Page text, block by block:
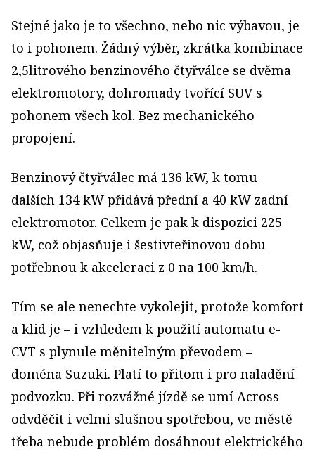
Stejné jako je to všechno, nebo nic výbavou, je
to i pohonem. Žádný výběr, zkrátka kombinace
2,5litrového benzinového čtyřválce se dvěma
elektromotory, dohromady tvořící SUV s
pohonem všech kol. Bez mechanického
propojení.
Benzinový čtyřválec má 136 kW, k tomu
dalších 134 kW přidává přední a 40 kW zadní
elektromotor. Celkem je pak k dispozici 225
kW, což objasňuje i šestivteřinovou dobu
potřebnou k akceleraci z 0 na 100 km/h.
Tím se ale nenechte vykolejit, protože komfort
a klid je – i vzhledem k použití automatu e-
CVT s plynule měnitelným převodem –
doména Suzuki. Platí to přitom i pro naladění
podvozku. Při rozvážné jízdě se umí Across
odvděčit i velmi slušnou spotřebou, ve městě
třeba nebude problém dosáhnout elektrického